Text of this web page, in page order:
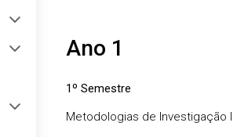
Ano 1
1º Semestre
Metodologias de Investigação I